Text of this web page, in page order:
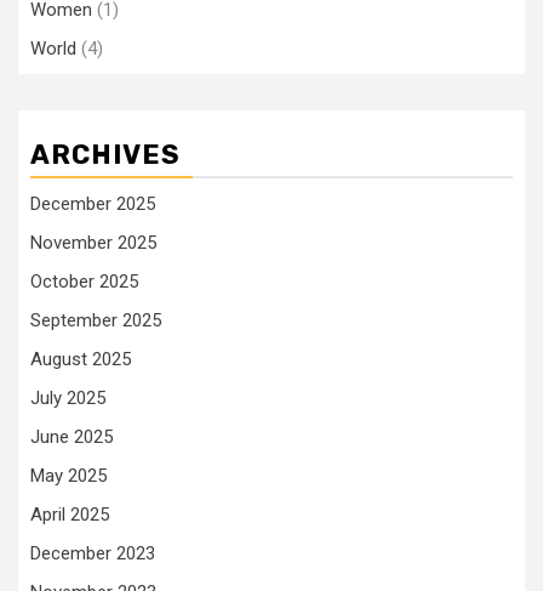
Women (1)
World (4)
ARCHIVES
December 2025
November 2025
October 2025
September 2025
August 2025
July 2025
June 2025
May 2025
April 2025
December 2023